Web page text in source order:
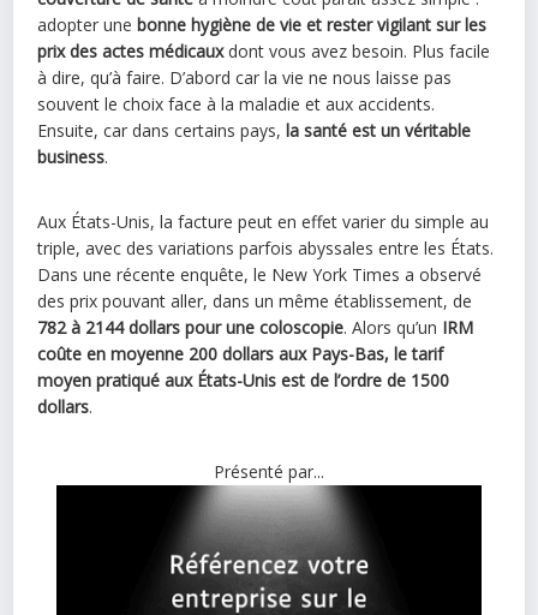
adopter une bonne hygiène de vie et rester vigilant sur les
prix des actes médicauxdont vous avez besoin. Plus facile
à dire, qu’à faire. D’abord car la vie ne nous laisse pas
souvent le choix face à la maladie et aux accidents.
Ensuite, car dans certains pays, la santé est un véritable
business.
Aux États-Unis, la facture peut en effet varier du simple au
triple, avec des variations parfois abyssales entre les États.
Dans une récente enquête, le New York Times a observé
des prix pouvant aller, dans un même établissement, de
782 à 2144 dollars pour une coloscopie. Alors qu’un IRM
coûte en moyenne 200 dollars aux Pays-Bas, le tarif
moyen pratiqué aux États-Unis est de l’ordre de 1500
dollars.
Présenté par...